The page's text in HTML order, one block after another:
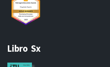
Libro Sx